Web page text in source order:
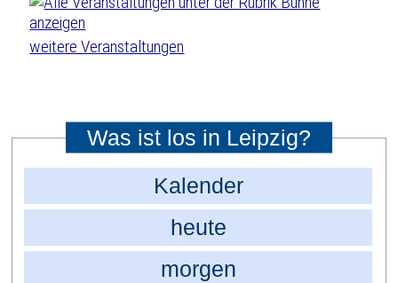
weitere Veranstaltungen
Was ist los in Leipzig?
Kalender
heute
morgen